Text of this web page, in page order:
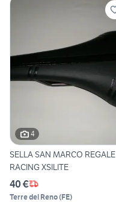
4
SELLA SAN MARCO REGALE
RACING XSILITE
40 €
Terre del Reno(FE)